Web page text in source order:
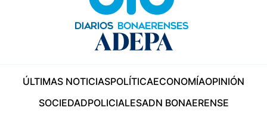
ÚLTIMAS NOTICIASPOLÍTICAECONOMÍAOPINIÓN
SOCIEDADPOLICIALESADN BONAERENSE